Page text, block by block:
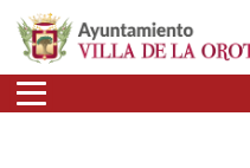
Pasar al contenido principal